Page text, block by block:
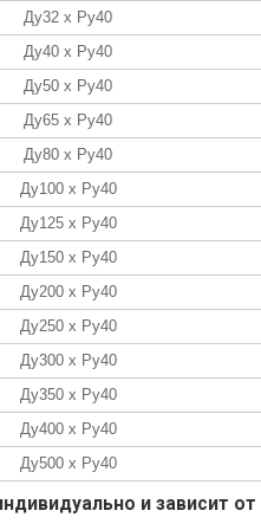
Ду32 х Ру40
Ду40 х Ру40
Ду50 х Ру40
Ду65 х Ру40
Ду80 х Ру40
Ду100 х Ру40
Ду125 х Ру40
Ду150 х Ру40
Ду200 х Ру40
Ду250 х Ру40
Ду300 х Ру40
Ду350 х Ру40
Ду400 х Ру40
Ду500 х Ру40
и зависит от